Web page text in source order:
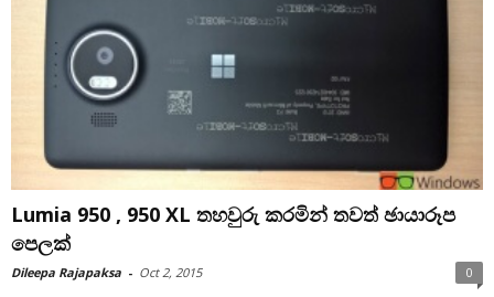
Lumia 950 , 950 XL තහවුරු කරමින් තවත් ඡා‍යාරූප
පෙලක්
Dileepa Rajapaksa - Oct 2, 2015 0